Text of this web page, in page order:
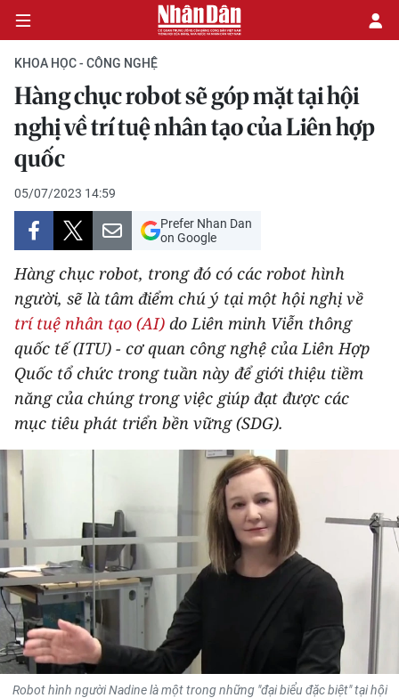
CHÍNH TRỊ
KINH TẾ
VĂN HÓA
XÃ HỘI
PHÁP LUẬT
DU LỊCH
THẾ GIỚI
THỂ THAO
GIÁO DỤC
Y TẾ
KHOA HỌC - CÔNG NGHỆ
MÔI TRƯỜNG
BẠN ĐỌC
KIỂM CHỨNG THÔNG TIN
KHOA HỌC - CÔNG NGHỆ
Hàng chục robot sẽ góp mặt tại hội
nghị về trí tuệ nhân tạo của Liên hợp
quốc
05/07/2023 14:59
Prefer Nhan Dan
on Google
Hàng chục robot, trong đó có các robot hình
người, sẽ là tâm điểm chú ý tại một hội nghị về
trí tuệ nhân tạo (AI) do Liên minh Viễn thông
quốc tế (ITU) - cơ quan công nghệ của Liên Hợp
Quốc tổ chức trong tuần này để giới thiệu tiềm
năng của chúng trong việc giúp đạt được các
mục tiêu phát triển bền vững (SDG).
Robot hình người Nadine là một trong những "đại biểu đặc biệt" tại hội